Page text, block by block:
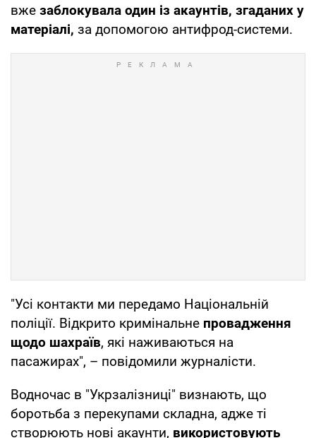
вже заблокувала один із акаунтів, згаданих у
матеріалі, за допомогою антифрод-системи.
"Усі контакти ми передамо Національній
поліції. Відкрито кримінальне провадження
щодо шахраїв, які наживаються на
пасажирах", – повідомили журналісти.
Водночас в "Укрзалізниці" визнають, що
боротьба з перекупами складна, адже ті
створюють нові акаунти, використовують